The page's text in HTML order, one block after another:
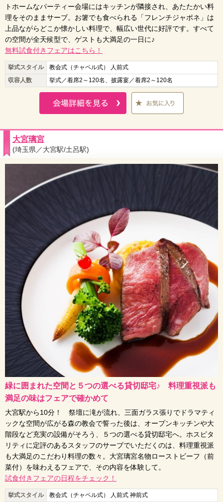
トホームなパーティー会場にはキッチンが隣接され、あたたかい料
理をそのままサーブ。お箸でも食べられる「フレンチジャポネ」は
上品ながらどこか懐かしい料理で、幅広い世代に好評です。すべて
の空間が全天候型で、ゲストも大満足の一日に♪
無料試食付きフェアはこちら！
挙式スタイル
教会式（チャペル式） 人前式
収容人数
挙式／着席2～120名、披露宴／着席2～120名
大宮璃宮
(埼玉県／大宮駅/土呂駅)
緑に囲まれた空間と５つの選べる貸切邸宅♪ 料理重視派も
満足の味はフェアで確かめて
大宮駅から10分！ 祭壇に滝が流れ、三面ガラス張りでドラマティ
ックな空間が広がる森の教会で誓った後は、オープンキッチンや大
階段など充実の設備がそろう、５つの選べる貸切邸宅へ。ホスピタ
リティに定評のあるスタッフのサーブでいただくのは、料理重視派
も大満足のこだわり料理の数々。大宮璃宮名物ローストビーフ（前
菜付）を味わえるフェアで、その内容を体験して。
試食付きフェアの日程をチェック！
挙式スタイル 教会式（チャペル式） 人前式 神前式